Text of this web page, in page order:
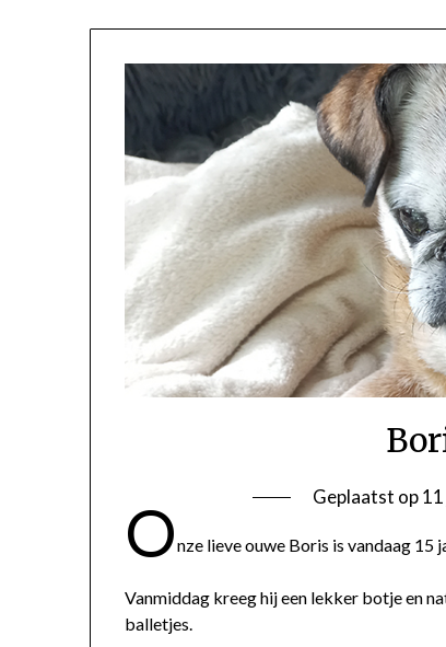
Geplaatst op
Onze lieve ouwe Boris is vandaag 15
Vanmiddag kreeg hij een lekker botje en
balletjes.